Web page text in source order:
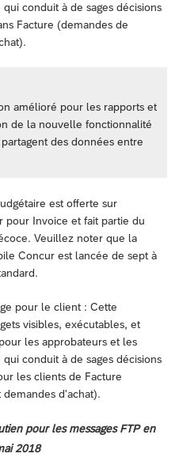
conduit à de sages décisions
Facture (demandes de
amélioré pour les rapports et
de la nouvelle fonctionnalité
des données entre
est offerte sur
pour Invoice et fait partie du
Veuillez noter que la
Concur est lancée de sept à
pour le client : Cette
visibles, exécutables, et
les approbateurs et les
conduit à de sages décisions
les clients de Facture
d'achat).
pour les messages FTP en
2018